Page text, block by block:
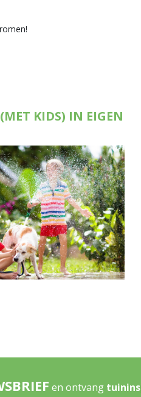
KIDS) IN EIGEN
en ontvang